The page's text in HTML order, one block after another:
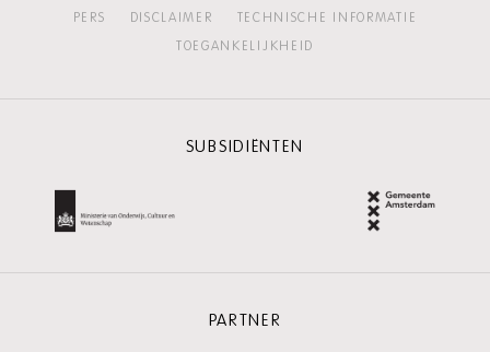
PERS
DISCLAIMER
TECHNISCHE INFORMATIE
TOEGANKELIJKHEID
SUBSIDIËNTEN
PARTNER